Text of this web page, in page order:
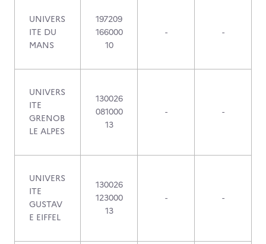
UNIVERS
ITE DU
MANS
197209
166000
10
- -
UNIVERS
ITE
GRENOB
LE ALPES
130026
081000
13
- -
UNIVERS
ITE
GUSTAV
E EIFFEL
130026
123000
13
- -